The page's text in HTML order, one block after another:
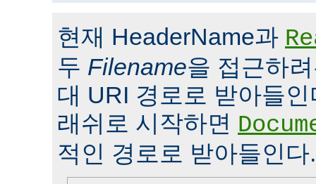
현재 HeaderName과
두 Filename을 접근하
대 URI 경로로 받아들
래쉬로 시작하면
적인 경로로 받아들인다.